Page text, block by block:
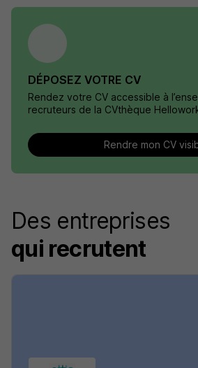
DÉPOSEZ VOTRE CV
Rendez votre CV accessible à
recruteurs de la CVthèque
Rendre mon CV
Des entreprises
qui recrutent